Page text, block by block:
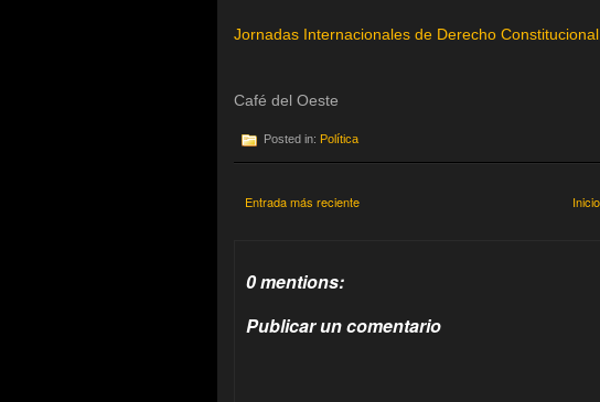
Jornadas Internacionales de Derecho
Café del Oeste
Posted in: Política
Entrada más reciente Inicio
0 mentions:
Publicar un comentario